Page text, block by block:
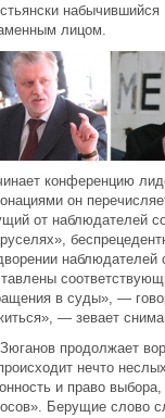
лицом.
конференцию
он
от наблюдателей
наблюдателей
в суды», —
— зевает
продолжает
нечто
и право
Берущие слово